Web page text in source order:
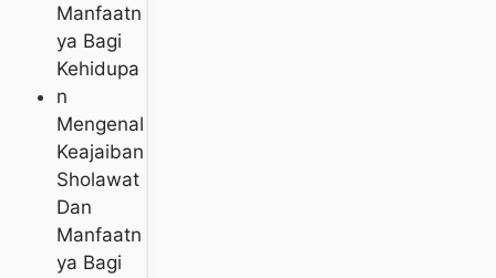
Mengenal
Keajaiban
Sholawat
Dan
Manfaatn
Ya Bagi